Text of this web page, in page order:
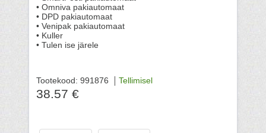
• Omniva pakiautomaat
• DPD pakiautomaat
• Venipak pakiautomaat
• Kuller
• Tulen ise järele
Tootekood: 991876 Tellimisel
38.57 €